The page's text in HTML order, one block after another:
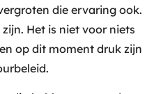
die ervaring ook.
Het is niet voor niets
op dit moment druk zijn